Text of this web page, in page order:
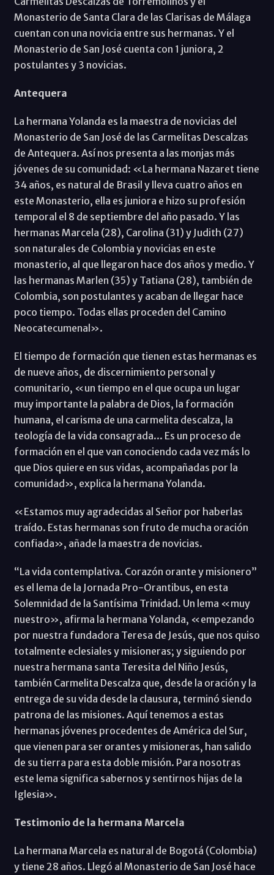
Monasterio de Santa Clara de las Clarisas de Málaga
cuentan con una novicia entre sus hermanas. Y el
Monasterio de San José cuenta con 1 juniora, 2
postulantes y 3 novicias.
Antequera
La hermana Yolanda es la maestra de novicias del
Monasterio de San José de las Carmelitas Descalzas
de Antequera. Así nos presenta a las monjas más
jóvenes de su comunidad: «La hermana Nazaret tiene
34 años, es natural de Brasil y lleva cuatro años en
este Monasterio, ella es juniora e hizo su profesión
temporal el 8 de septiembre del año pasado. Y las
hermanas Marcela (28), Carolina (31) y Judith (27)
son naturales de Colombia y novicias en este
monasterio, al que llegaron hace dos años y medio. Y
las hermanas Marlen (35) y Tatiana (28), también de
Colombia, son postulantes y acaban de llegar hace
poco tiempo. Todas ellas proceden del Camino
Neocatecumenal».
El tiempo de formación que tienen estas hermanas es
de nueve años, de discernimiento personal y
comunitario, «un tiempo en el que ocupa un lugar
muy importante la palabra de Dios, la formación
humana, el carisma de una carmelita descalza, la
teología de la vida consagrada... Es un proceso de
formación en el que van conociendo cada vez más lo
que Dios quiere en sus vidas, acompañadas por la
comunidad», explica la hermana Yolanda.
«Estamos muy agradecidas al Señor por haberlas
traído. Estas hermanas son fruto de mucha oración
confiada», añade la maestra de novicias.
“La vida contemplativa. Corazón orante y misionero”
es el lema de la Jornada Pro-Orantibus, en esta
Solemnidad de la Santísima Trinidad. Un lema «muy
nuestro», afirma la hermana Yolanda, «empezando
por nuestra fundadora Teresa de Jesús, que nos quiso
totalmente eclesiales y misioneras; y siguiendo por
nuestra hermana santa Teresita del Niño Jesús,
también Carmelita Descalza que, desde la oración y la
entrega de su vida desde la clausura, terminó siendo
patrona de las misiones. Aquí tenemos a estas
hermanas jóvenes procedentes de América del Sur,
que vienen para ser orantes y misioneras, han salido
de su tierra para esta doble misión. Para nosotras
este lema significa sabernos y sentirnos hijas de la
Iglesia».
Testimonio de la hermana Marcela
La hermana Marcela es natural de Bogotá (Colombia)
y tiene 28 años. Llegó al Monasterio de San José hace